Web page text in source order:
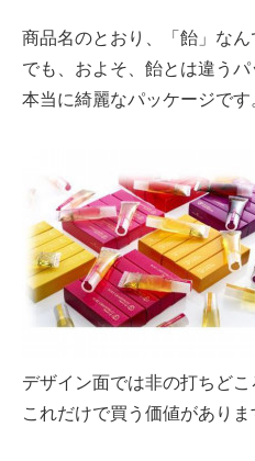
商品名のとおり、「飴」なん
でも、およそ、飴とは違うパ
本当に綺麗なパッケージです。
デザイン面では非の打ちどこ
これだけで買う価値がありま